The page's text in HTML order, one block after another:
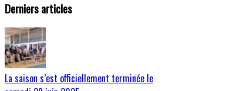
Derniers articles
La saison s’est officiellement terminée le